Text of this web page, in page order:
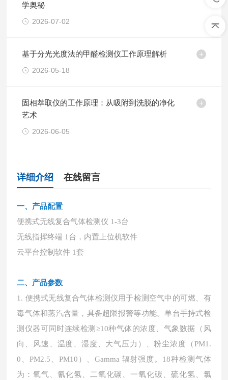
学奥秘
2026-07-02
基于分光光度法的甲醛检测仪工作原理解析
2026-05-18
固相萃取仪的工作原理：从吸附到洗脱的净化
艺术
2026-06-05
详细介绍 在线留言
一、产品配置
便携式无线复合气体检测仪 1-3台
无线指挥终端 1台，内置上位机软件
云平台控制软件 1套
二、产品参数
1. 便携式无线复合气体检测仪用于检测空气中的可燃、有
毒气体和蒸汽含量，具备超限报警等功能。单台手持式检
测仪器可同时连续检测≥10种气体的浓度、气象数据（风
向、风速、温度、湿度、大气压力）、粉尘浓度（PM1.
0、PM2.5、PM10）、Gamma 辐射强度。18种检测气体
为：氧气、氰化氢、二氧化碳、一氧化碳、硫化氢、氯